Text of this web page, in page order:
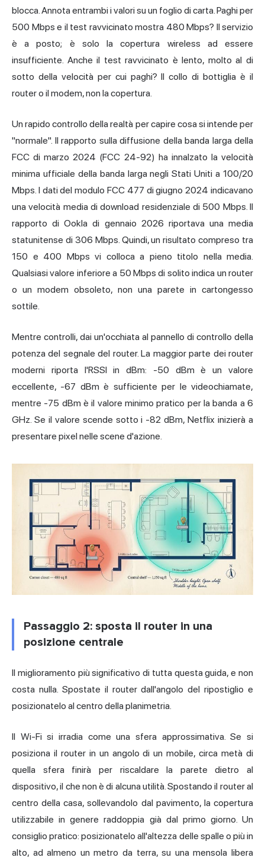
blocca. Annota entrambi i valori su un foglio di carta. Paghi per
500 Mbps e il test ravvicinato mostra 480 Mbps? Il servizio
è a posto; è solo la copertura wireless ad essere
insufficiente. Anche il test ravvicinato è lento, molto al di
sotto della velocità per cui paghi? Il collo di bottiglia è il
router o il modem, non la copertura.
Un rapido controllo della realtà per capire cosa si intende per
"normale". Il rapporto sulla diffusione della banda larga della
FCC di marzo 2024 (FCC 24-92) ha innalzato la velocità
minima ufficiale della banda larga negli Stati Uniti a 100/20
Mbps. I dati del modulo FCC 477 di giugno 2024 indicavano
una velocità media di download residenziale di 500 Mbps. Il
rapporto di Ookla di gennaio 2026 riportava una media
statunitense di 306 Mbps. Quindi, un risultato compreso tra
150 e 400 Mbps vi colloca a pieno titolo nella media.
Qualsiasi valore inferiore a 50 Mbps di solito indica un router
o un modem obsoleto, non una parete in cartongesso
sottile.
Mentre controlli, dai un'occhiata al pannello di controllo della
potenza del segnale del router. La maggior parte dei router
moderni riporta l'RSSI in dBm: -50 dBm è un valore
eccellente, -67 dBm è sufficiente per le videochiamate,
mentre -75 dBm è il valore minimo pratico per la banda a 6
GHz. Se il valore scende sotto i -82 dBm, Netflix inizierà a
presentare pixel nelle scene d'azione.
Passaggio 2: sposta il router in una
posizione centrale
Il miglioramento più significativo di tutta questa guida, e non
costa nulla. Spostate il router dall'angolo del ripostiglio e
posizionatelo al centro della planimetria.
Il Wi-Fi si irradia come una sfera approssimativa. Se si
posiziona il router in un angolo di un mobile, circa metà di
quella sfera finirà per riscaldare la parete dietro al
dispositivo, il che non è di alcuna utilità. Spostando il router al
centro della casa, sollevandolo dal pavimento, la copertura
utilizzabile in genere raddoppia già dal primo giorno. Un
consiglio pratico: posizionatelo all'altezza delle spalle o più in
alto, ad almeno un metro da terra, su una mensola libera